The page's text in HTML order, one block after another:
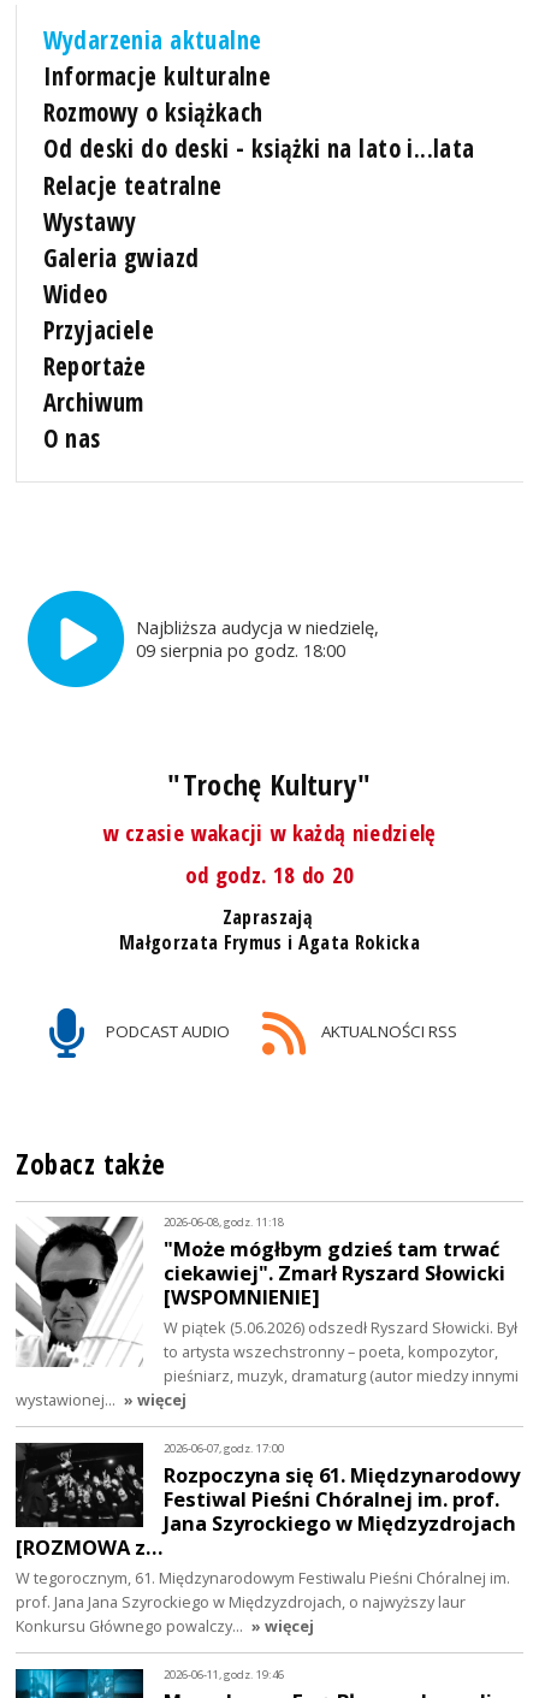
Wydarzenia aktualne
Informacje kulturalne
Rozmowy o książkach
Od deski do deski - książki na lato i...lata
Relacje teatralne
Wystawy
Galeria gwiazd
Wideo
Przyjaciele
Reportaże
Archiwum
O nas
Najbliższa audycja w niedzielę,
09 sierpnia po godz. 18:00
"Trochę Kultury"
w czasie wakacji w każdą niedzielę
od godz. 18 do 20
Zapraszają
Małgorzata Frymus i Agata Rokicka
PODCAST AUDIO AKTUALNOŚCI RSS
Zobacz także
2026-06-08, godz. 11:18
"Może mógłbym gdzieś tam trwać
ciekawiej". Zmarł Ryszard Słowicki
[WSPOMNIENIE]
W piątek (5.06.2026) odszedł Ryszard Słowicki. Był
to artysta wszechstronny – poeta, kompozytor,
pieśniarz, muzyk, dramaturg (autor miedzy innymi
wystawionej… » więcej
2026-06-07, godz. 17:00
Rozpoczyna się 61. Międzynarodowy
Festiwal Pieśni Chóralnej im. prof.
Jana Szyrockiego w Międzyzdrojach
[ROZMOWA z…
W tegorocznym, 61. Międzynarodowym Festiwalu Pieśni Chóralnej im.
prof. Jana Jana Szyrockiego w Międzyzdrojach, o najwyższy laur
Konkursu Głównego powalczy… » więcej
2026-06-11, godz. 19:46